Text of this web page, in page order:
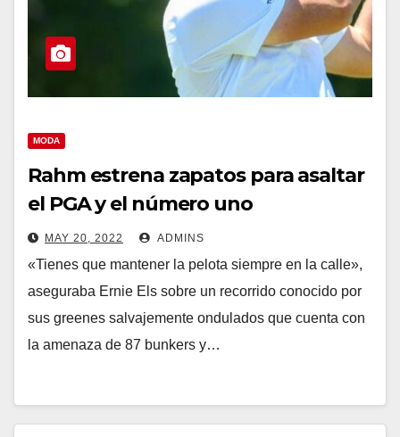
MODA
Rahm estrena zapatos para asaltar
el PGA y el número uno
MAY 20, 2022 ADMINS
«Tienes que mantener la pelota siempre en la calle»,
aseguraba Ernie Els sobre un recorrido conocido por
sus greenes salvajemente ondulados que cuenta con
la amenaza de 87 bunkers y…